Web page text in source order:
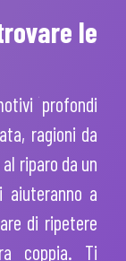
le
profondi
ragioni da
riparo da un
aiuteranno a
di ripetere
coppia. Ti